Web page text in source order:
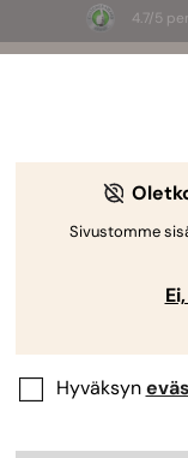
4.7/5
3
Sivustomme
Hyväksyn